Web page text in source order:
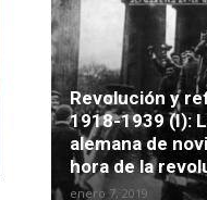
Revolución y
1918-1939 (I):
alemana de
hora de la
enero 7, 2019